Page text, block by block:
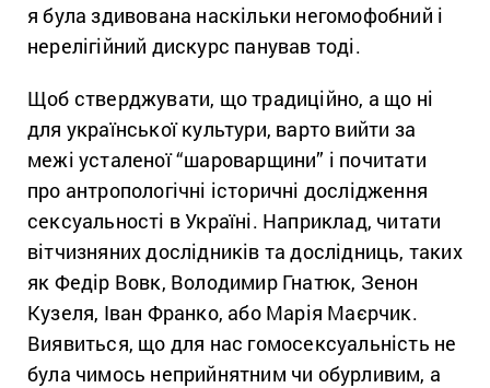
я була здивована наскільки негомофобний і
нерелігійний дискурс панував тоді.
Щоб стверджувати, що традиційно, а що ні
для української культури, варто вийти за
межі усталеної “шароварщини” і почитати
про антропологічні історичні дослідження
сексуальності в Україні. Наприклад, читати
вітчизняних дослідників та дослідниць, таких
як Федір Вовк, Володимир Гнатюк, Зенон
Кузеля, Іван Франко, або Марія Маєрчик.
Виявиться, що для нас гомосексуальність не
була чимось неприйнятним чи обурливим, а